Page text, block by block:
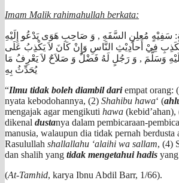
Imam Malik rahimahullah berkata:
سَفِيْهٍ مُعلِنِ السَّفَهِ , وَ صَاحِبِ هَوَى يَدْعُو إِلَيْهِ
فِيْ أَحاَدِيْثِ النَّاسِ وَإِنْ كَانَ لاَ يَكْذِبُ عَلَى
وَسَلَّمَ , وَ رَجُلٍ لَهُ فَضْلٌ وَ صَلاَحٌ لاَ يَعْرِفُ مَا
يُحَدِّثُ بِهِ
“Ilmu tidak boleh diambil dariempat orang:
nyata kebodohannya, (2) Shahibu hawa‘ (
mengajak agar mengikuti hawa
dikenal dustanya dalam pembicaraan-
manusia, walaupun dia tidak pernah berdusta
Rasulullah shallallahu ‘alaihi wa sallam, (4)
dan shalih yang tidak mengetahui hadis
(At-Tamhid, karya Ibnu Abdil Barr, 1/66).